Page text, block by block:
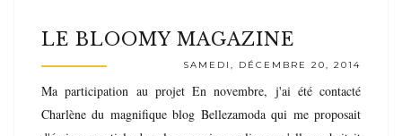
LE BLOOMY MAGAZINE
SAMEDI, DÉCEMBRE 20, 2014
Ma participation au projet En novembre, j'ai été contacté
Charlène du magnifique blog Bellezamoda qui me proposait